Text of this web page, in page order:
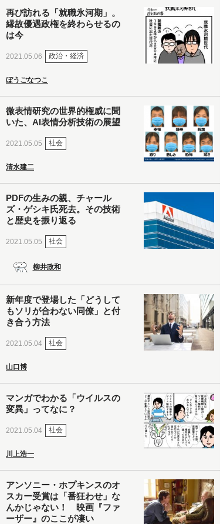
再び訪れる「就職氷河期」。
縁故優遇政権を終わらせるの
は今
2021.05.06 政治・経済
ぼうごなつこ
微表情研究の世界的権威に聞
いた、AI表情分析技術の展望
2021.05.05 社会
清水建二
PDFの生みの親、チャール
ズ・ゲシキ氏死去。その技術
と歴史を振り返る
2021.05.05 社会
柳井政和
新年度で登場した「どうして
もソリが合わない同僚」と付
き合う方法
2021.05.04 社会
山口博
マンガでわかる「ウイルスの
変異」ってなに？
2021.05.04 社会
川上浩一
アンソニー・ホプキンスのオ
スカー受賞は「番狂わせ」な
んかじゃない！ 映画『ファ
ーザー』のここが凄い